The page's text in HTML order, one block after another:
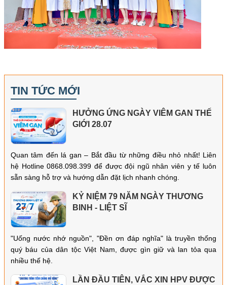
TIN TỨC MỚI
HƯỞNG ỨNG NGÀY VIÊM GAN THẾ
GIỚI 28.07
Quan tâm đến lá gan – Bắt đầu từ những điều nhỏ nhất! Liên
hệ Hotline 0868.098.399 để được đội ngũ nhân viên y tế luôn
sẵn sàng hỗ trợ và hướng dẫn đặt lịch nhanh chóng.
KỶ NIỆM 79 NĂM NGÀY THƯƠNG
BINH - LIỆT SĨ
"Uống nước nhớ nguồn", "Đền ơn đáp nghĩa" là truyền thống
quý báu của dân tộc Việt Nam, được gìn giữ và lan tỏa qua
nhiều thế hệ.
LẦN ĐẦU TIÊN, VẮC XIN HPV ĐƯỢC